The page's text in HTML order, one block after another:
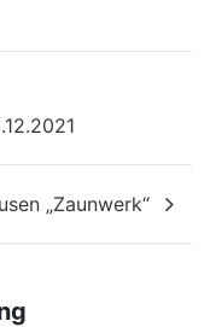
„Zaunwerk“